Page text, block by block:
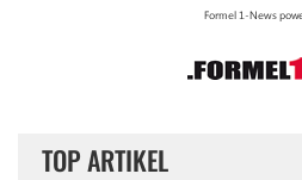
TOP ARTIKEL